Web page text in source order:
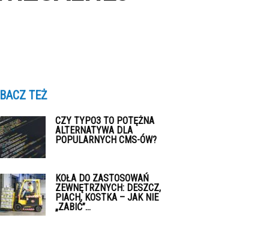
TEŻ
CZY TYPO3 TO POTĘŻNA
ALTERNATYWA DLA
POPULARNYCH CMS-ÓW?
KOŁA DO ZASTOSOWAŃ
ZEWNĘTRZNYCH: DESZCZ,
PIACH, KOSTKA – JAK NIE
„ZABIĆ”...